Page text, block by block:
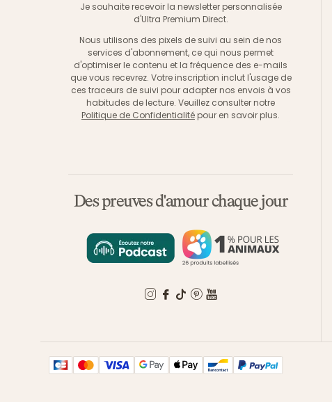
Je souhaite recevoir la newsletter personnalisée
d'Ultra Premium Direct.
Nous utilisons des pixels de suivi au sein de nos
services d'abonnement, ce qui nous permet
d'optimiser le contenu et la fréquence des e-mails
que vous recevrez. Votre inscription inclut l'usage de
ces traceurs de suivi pour adapter nos envois à vos
habitudes de lecture. Veuillez consulter notre
Politique de Confidentialité pour en savoir plus.
Des preuves d'amour chaque jour